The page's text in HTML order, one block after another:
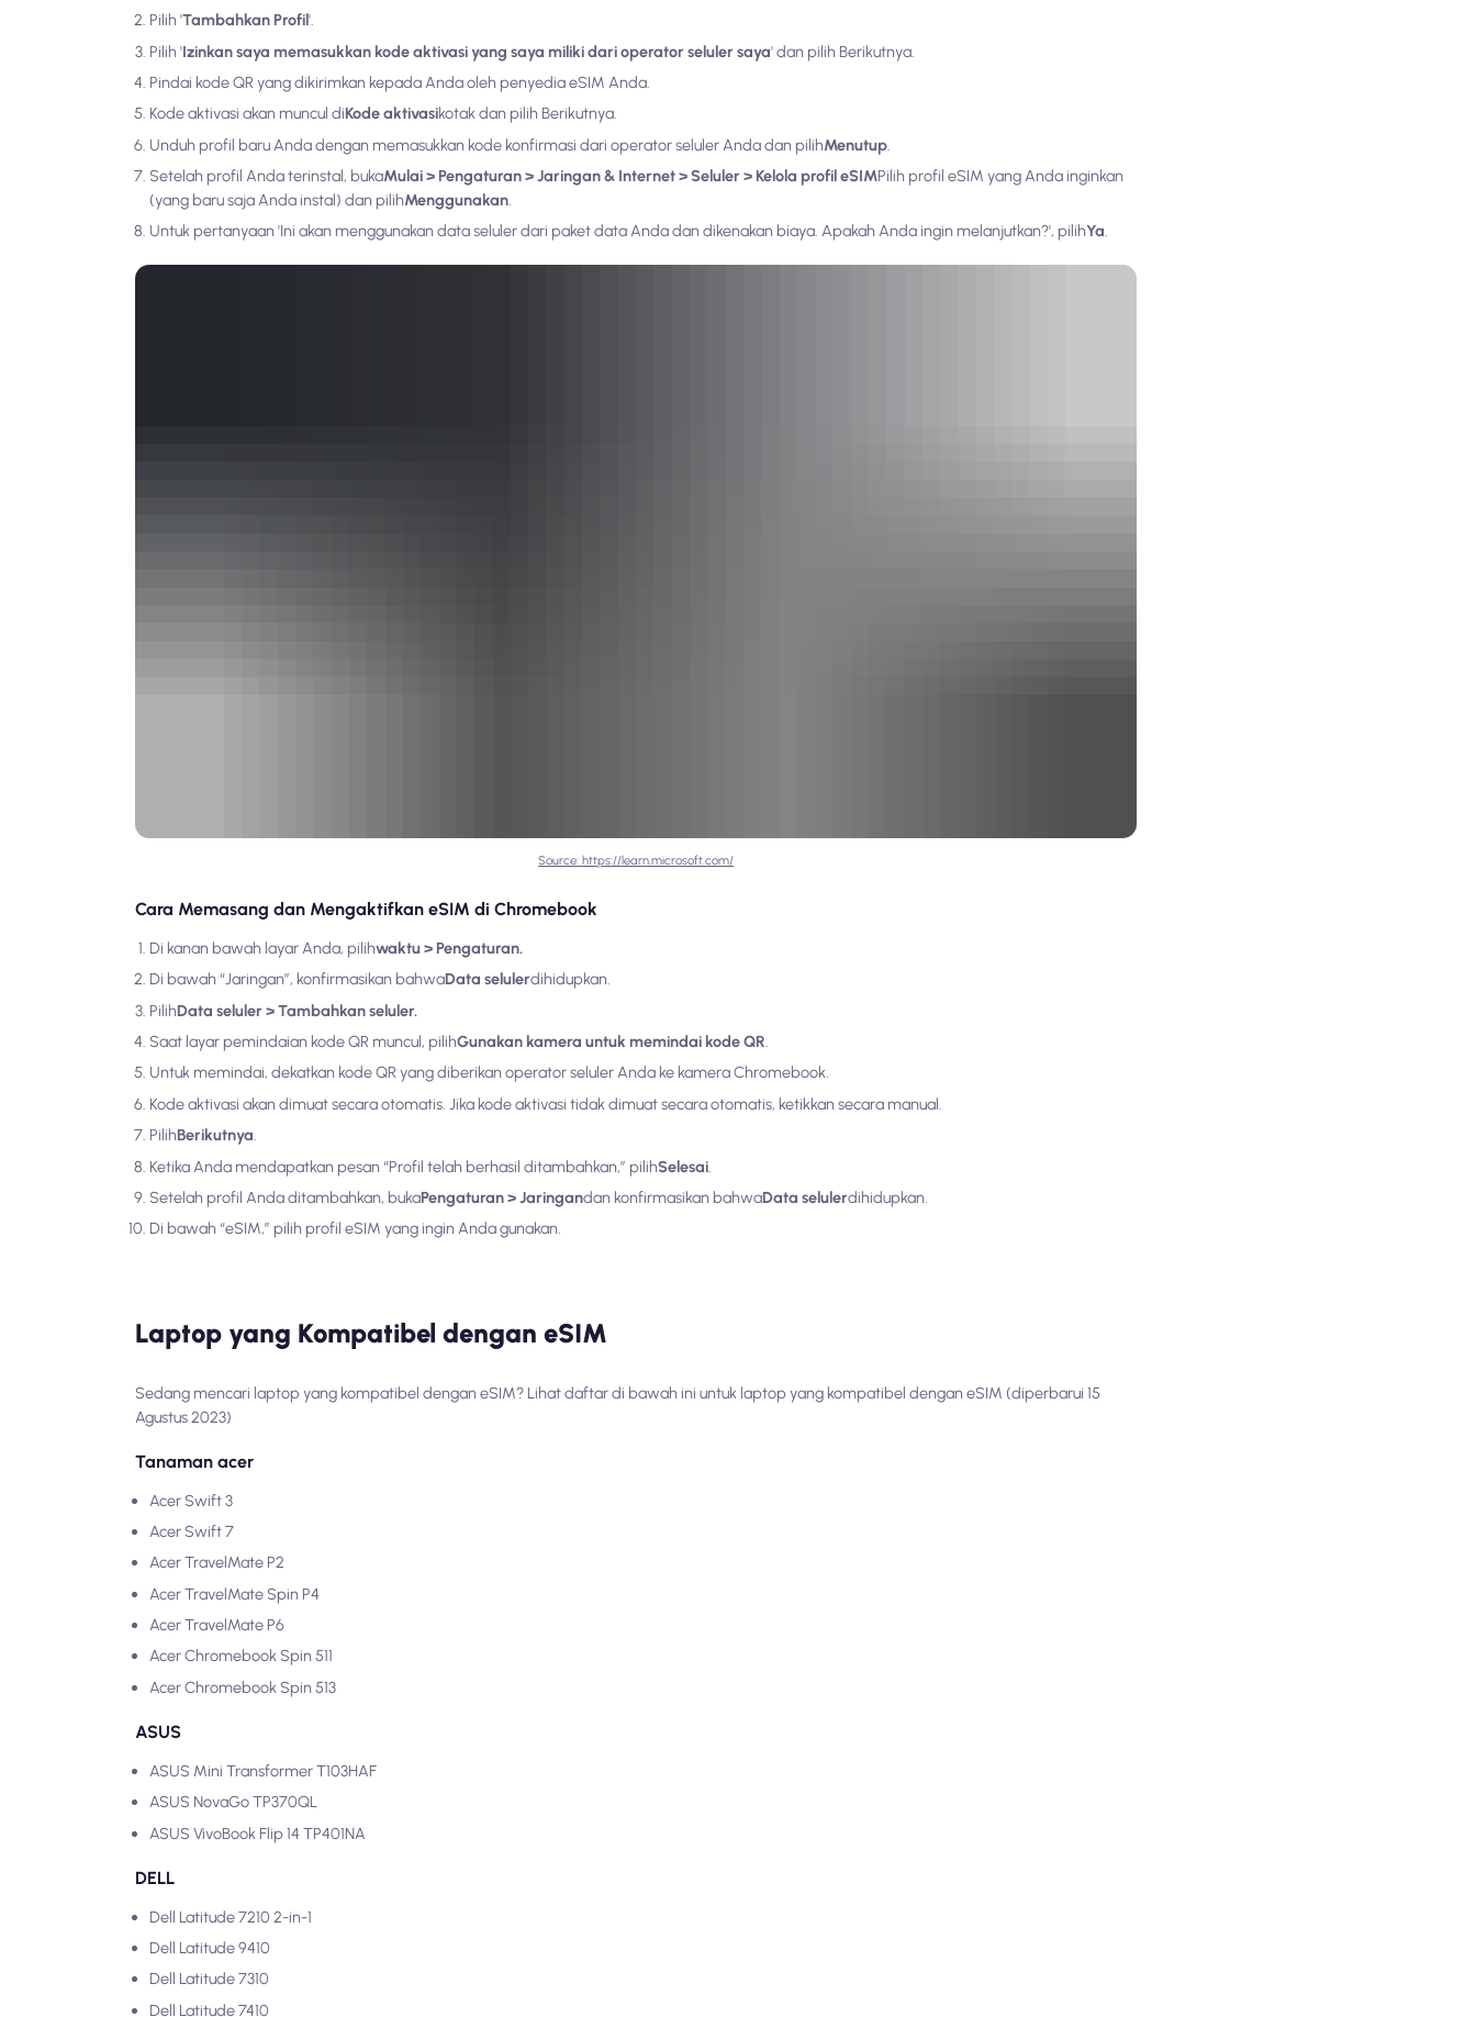
Pilih 'Tambahkan Profil'.
Pilih 'Izinkan saya memasukkan kode aktivasi yang saya miliki dari operator seluler saya' dan pilih Berikutnya.
Pindai kode QR yang dikirimkan kepada Anda oleh penyedia eSIM Anda.
Kode aktivasi akan muncul diKode aktivasikotak dan pilih Berikutnya.
Unduh profil baru Anda dengan memasukkan kode konfirmasi dari operator seluler Anda dan pilihMenutup.
Setelah profil Anda terinstal, bukaMulai > Pengaturan > Jaringan & Internet > Seluler > Kelola profil eSIMPilih profil eSIM yang Anda inginkan
(yang baru saja Anda instal) dan pilihMenggunakan.
Untuk pertanyaan 'Ini akan menggunakan data seluler dari paket data Anda dan dikenakan biaya. Apakah Anda ingin melanjutkan?', pilihYa.
Source: https://learn.microsoft.com/
Cara Memasang dan Mengaktifkan eSIM di Chromebook
Di kanan bawah layar Anda, pilihwaktu > Pengaturan.
Di bawah “Jaringan”, konfirmasikan bahwaData selulerdihidupkan.
PilihData seluler > Tambahkan seluler.
Saat layar pemindaian kode QR muncul, pilihGunakan kamera untuk memindai kode QR.
Untuk memindai, dekatkan kode QR yang diberikan operator seluler Anda ke kamera Chromebook.
Kode aktivasi akan dimuat secara otomatis. Jika kode aktivasi tidak dimuat secara otomatis, ketikkan secara manual.
PilihBerikutnya.
Ketika Anda mendapatkan pesan “Profil telah berhasil ditambahkan,” pilihSelesai
Setelah profil Anda ditambahkan, bukaPengaturan > Jaringandan konfirmasikan bahwaData selulerdihidupkan.
Di bawah “eSIM,” pilih profil eSIM yang ingin Anda gunakan.
Laptop yang Kompatibel dengan eSIM
Sedang mencari laptop yang kompatibel dengan eSIM? Lihat daftar di bawah ini untuk laptop yang kompatibel dengan eSIM (diperbarui 15
Agustus 2023)
Tanaman acer
Acer Swift 3
Acer Swift 7
Acer TravelMate P2
Acer TravelMate Spin P4
Acer TravelMate P6
Acer Chromebook Spin 511
Acer Chromebook Spin 513
ASUS
ASUS Mini Transformer T103HAF
ASUS NovaGo TP370QL
ASUS VivoBook Flip 14 TP401NA
DELL
Dell Latitude 7210 2-in-1
Dell Latitude 9410
Dell Latitude 7310
Dell Latitude 7410